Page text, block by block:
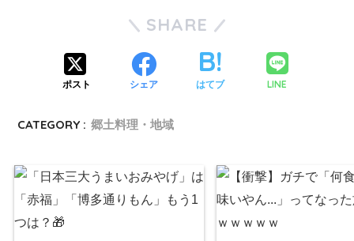
SHARE
ポスト シェア はてブ LINE
CATEGORY : 郷土料理・地域